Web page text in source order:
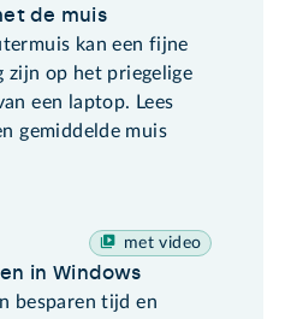
de muis
kan een fijne
zijn op het priegelige
een laptop. Lees
gemiddelde muis
met video
in Windows
besparen tijd en